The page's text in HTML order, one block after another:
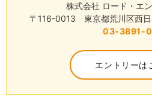
株式会社 ロード・エ
〒116-0013 東京都荒川区西
03-3891-
エントリーは